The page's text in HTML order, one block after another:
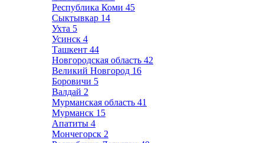
Республика Коми 45
Сыктывкар 14
Ухта 5
Усинск 4
Ташкент 44
Новгородская область 42
Великий Новгород 16
Боровичи 5
Валдай 2
Мурманская область 41
Мурманск 15
Апатиты 4
Мончегорск 2